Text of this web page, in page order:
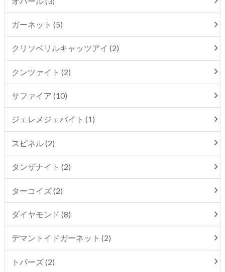
ガーネット (5)
クリソベリルキャッツアイ (2)
クンツァイト (2)
サファイア (10)
ジェレメジェバイト (1)
スピネル (2)
タンザナイト (2)
ターコイズ (2)
ダイヤモンド (8)
デマントイドガーネット (2)
トパーズ (2)